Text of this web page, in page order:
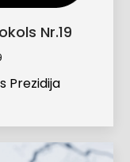
Nr.19
Prezidija